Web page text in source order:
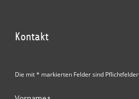
Kontakt
Die mit * markierten Felder sind Pflichtfelder